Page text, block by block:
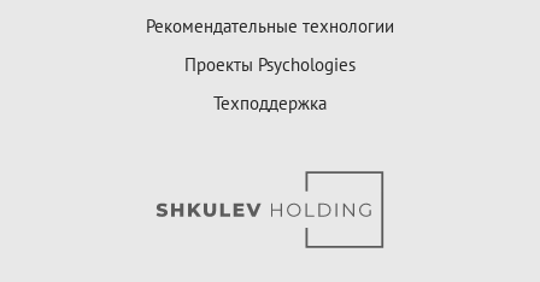
Рекомендательные технологии
Проекты Psychologies
Техподдержка